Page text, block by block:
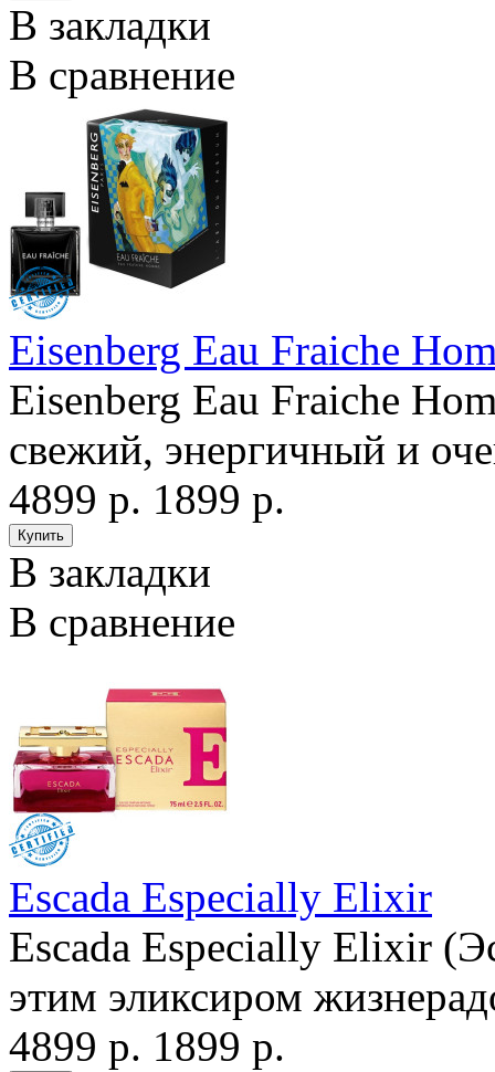
В закладки
В сравнение
Eisenberg Eau Fraiche
Eisenberg Eau Fraiche
свежий, энергичный и
4899 р. 1899 р.
В закладки
В сравнение
Escada Especially Elixir
Escada Especially Elixir
этим эликсиром
4899 р. 1899 р.